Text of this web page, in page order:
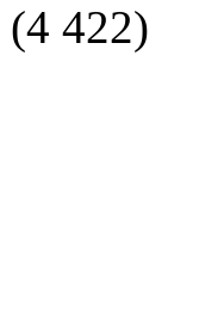
(4 422)